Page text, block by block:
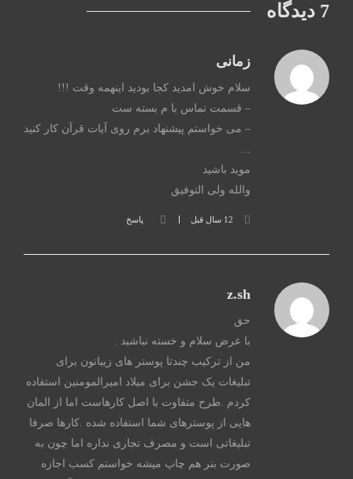
7 دیدگاه
زمانی
سلام خوش امدید کجا بودید اینهمه وقت !!!
– قسمت تماس با م بسته ست
– می خواستم پیشنهاد برم روی آیات قرآن کار کنید
…
موید باشید
والله ولی التوفیق
12 سال قبل پاسخ
z.sh
حق
با عرض سلام و خسته نباشید .
من از ترکیب چندتا پوستر های زیباتون برای
تبلیغات یک جشن برای میلاد امیرالمومنین استفاده
کردم .طرح متفاوت با اصل کارهاست اما از المان
هایی از پوسترهای شما استفاده شده .کارها صرفا
تبلیغاتی است و مصرف تجاری نداره اما چون به
صورت بنر هم چاپ میشه خواستم کسب اجازه